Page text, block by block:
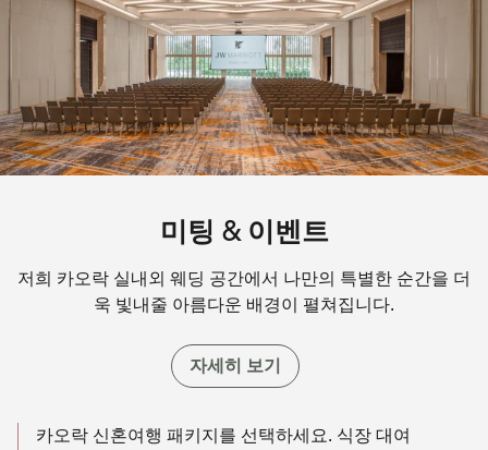
미팅 & 이벤트
저희 카오락 실내외 웨딩 공간에서 나만의 특별한 순간을 더
욱 빛내줄 아름다운 배경이 펼쳐집니다.
자세히 보기
카오락 신혼여행 패키지를 선택하세요. 식장 대여